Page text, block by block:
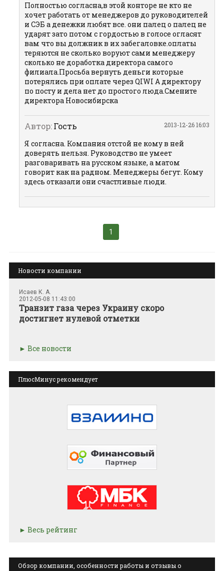
Полностью согласна,в этой конторе не кто не
хочет работать от менеджеров до руководителей
и СЭБ а денежки любят все. они палец о палец не
ударят зато потом с гордостью в голосе огласят
вам что вы должник в их забегаловке.оплаты
теряются не сколько воруют сами менеджеру
сколько не доработка директора самого
филиала.Просьба вернуть деньги которые
потерялись при оплате через QIWI А директору
по посту и дела нет до простого люда.Смените
директора Новосибирска
2013-12-26 16:03
Автор:Гость
Я согласна. Компания отстой не кому в ней
доверять нельзя. Руководство не умеет
разговаривать на русском языке, а матом
говорит как на радном. Менеджеры бегут. Кому
здесь отказали они счастливые люди.
1
Новости компании
Исаев К. А.
2012-05-08 11:43:00
Транзит газа через Украину скоро
достигнет нулевой отметки
Все новости
ПлюсМинус рекомендует
Весь рейтинг
Обзор компании, особенности работы и отзывы о